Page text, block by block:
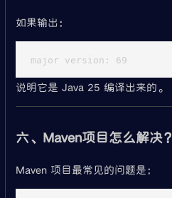
如果输出：
说明它是 Java 25 编译出来的。
六、Maven项目怎么解决？
Maven 项目最常见的问题是：